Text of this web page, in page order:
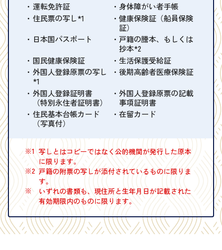
運転免許証
身体障がい者手帳
住民票の写し*1
健康保険証（船員保険
証）
日本国パスポート
戸籍の謄本、もしくは
抄本*2
国民健康保険証
生活保護受給証
外国人登録原票の写し
*1
後期高齢者医療保険証
外国人登録証明書
（特別永住者証明書）
外国人登録原票の記載
事項証明書
住民基本台帳カード
（写真付）
在留カード
※1 写しとはコピーではなく公的機関が発行した原本
に限ります。
※2 戸籍の附票の写しが添付されているものに限りま
す。
※
いずれの書類も、現住所と生年月日が記載された
有効期限内のものに限ります。